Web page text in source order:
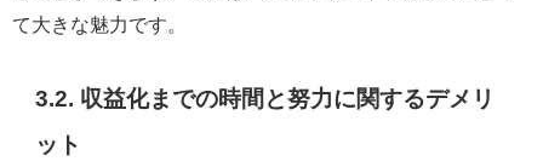
て大きな魅力です。
3.2. 収益化までの時間と努力に関するデメリ
ット